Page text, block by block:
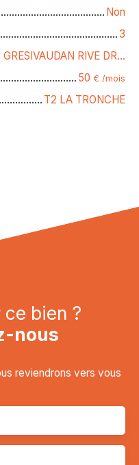
Non
3
La Tronche 38700 - GRESIVAUDAN RIVE DROITE
50 € /mois
T2 LA TRONCHE
bien ?
nous
reviendrons vers vous